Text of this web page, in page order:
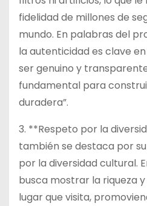
fidelidad de millones de
mundo. En palabras del
la autenticidad es clave
ser genuino y
fundamental para
duradera”.
3. **Respeto por la
también se destaca por
por la diversidad cultural.
busca mostrar la riqueza
lugar que visita,